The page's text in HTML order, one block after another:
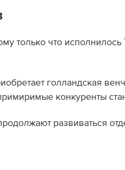
только что
голландская
конкуренты
развиваться